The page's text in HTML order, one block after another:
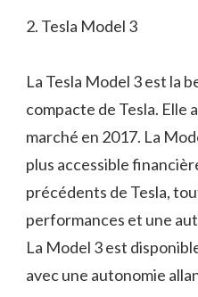
2. Tesla Model 3
La Tesla Model 3 est la
compacte de Tesla. Elle
marché en 2017. La
plus accessible
précédents de Tesla,
performances et une
La Model 3 est
avec une autonomie